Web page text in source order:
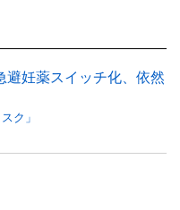
避妊薬スイッチ化、依然
ク」